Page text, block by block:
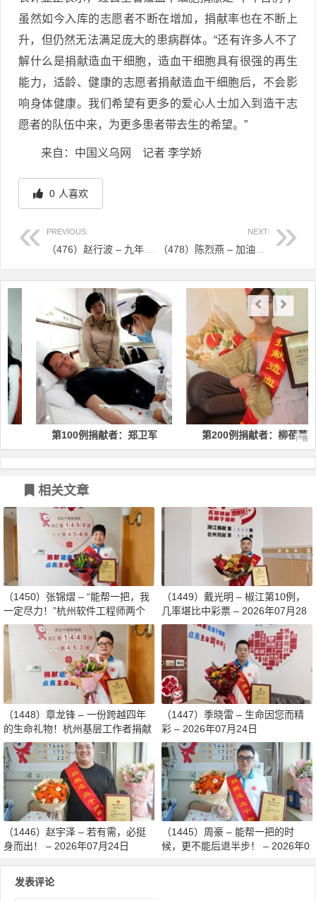
虽然如今入库的志愿者不断在增加，捐献率也在不断上
升，但仍然无法满足庞大的患病群体。“还有许多人不了
解什么是捐献造血干细胞，造血干细胞具有很强的再生
能力，适龄、健康的志愿者捐献造血干细胞后，不会影
响身体健康。我们希望有更多的爱心人士加入到造干志
愿者的队伍中来，为更多患者带去生的希望。”
来自：中国义乌网 记者 李学娇
0 人喜欢
PREVIOUS: NEXT:
文章导航
第100例捐献者：郑卫军 第200例捐献者：柳蓓蕾
相关文章
（1450）张锦熠 – “能帮一把，我
一定尽力！”杭州软件工程师两个
月减重13斤赴生命之约 – 2026年0
8月03日
（1449）戴光明 – 椒江第10例，
几率堪比中彩票 – 2026年07月28
日
（1448）章龙锋 – 一份跨越四年
的生命礼物！杭州基层工作者捐献
造血干细胞传递希望 – 2026年07
月27日
（1447）季晓雷 – 生命因您而精
彩 – 2026年07月24日
（1446）赵宇泽 – 若有需，必挺
身而出！ – 2026年07月24日
（1445）周豪 – 能帮一把的时
候，更不能后退半步！ – 2026年0
发表评论